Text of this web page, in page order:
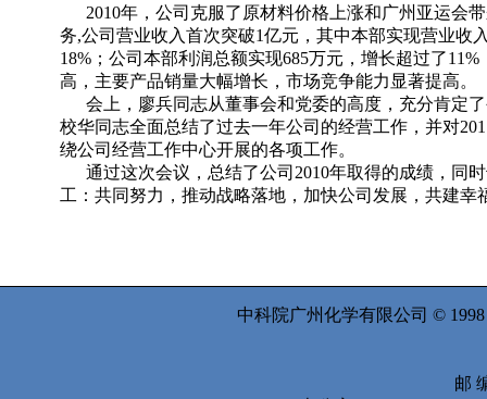
2010年，公司克服了原材料价格上涨和广州亚运会
务,公司营业收入首次突破1亿元，其中本部实现营业收
18%；公司本部利润总额实现685万元，增长超过了
高，主要产品销量大幅增长，市场竞争能力显著提高。
会上，廖兵同志从董事会和党委的高度，充分肯定
校华同志全面总结了过去一年公司的经营工作，并对
绕公司经营工作中心开展的各项工作。
通过这次会议，总结了公司2010年取得的成绩，同
工：共同努力，推动战略落地，加快公司发展，共建幸
中科院广州化学有限公司 ©
邮